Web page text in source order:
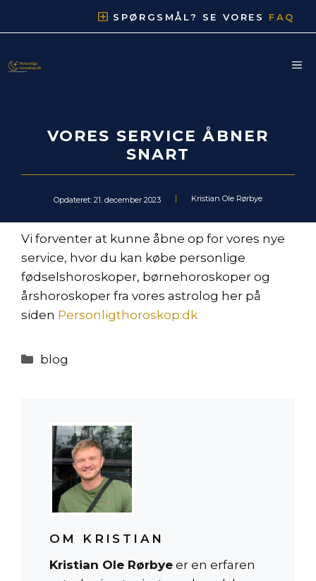
SPØRGSMÅL? SE VORES FAQ
VORES SERVICE ÅBNER
SNART
Opdateret: 21. december 2023 Kristian Ole Rørbye
Vi forventer at kunne åbne op for vores nye
service, hvor du kan købe personlige
fødselshoroskoper, børnehoroskoper og
årshoroskoper fra vores astrolog her på
siden Personligthoroskop.dk
Kategorier
blog
OM KRISTIAN
Kristian Ole Rørbye er en erfaren